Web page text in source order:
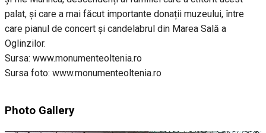
palat, și care a mai făcut importante donații muzeului, între
care pianul de concert și candelabrul din Marea Sală a
Oglinzilor.
Sursa: www.monumenteoltenia.ro
Sursa foto: www.monumenteoltenia.ro
Photo Gallery